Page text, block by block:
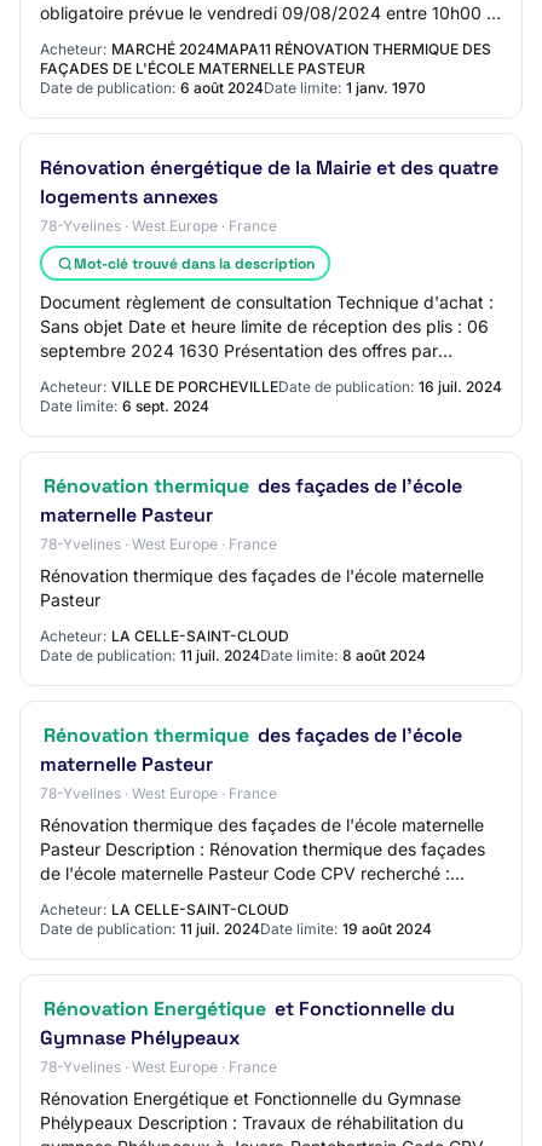
obligatoire prévue le vendredi 09/08/2024 entre 10h00 et
12h00. Les candidats doivent contac…
Acheteur: MARCHÉ 2024MAPA11 RÉNOVATION THERMIQUE DES
FAÇADES DE L'ÉCOLE MATERNELLE PASTEUR
Date de publication: 6 août 2024Date limite: 1 janv. 1970
Rénovation énergétique de la Mairie et des quatre
logements annexes
78-Yvelines · West Europe · France
Mot-clé trouvé dans la description
Document règlement de consultation Technique d'achat :
Sans objet Date et heure limite de réception des plis : 06
septembre 2024 1630 Présentation des offres par
Acheteur: VILLE DE PORCHEVILLEDate de publication: 16 juil. 2024
Date limite: 6 sept. 2024
Rénovation thermique des façades de l'école
maternelle Pasteur
78-Yvelines · West Europe · France
Rénovation thermique des façades de l'école maternelle
Pasteur
Acheteur: LA CELLE-SAINT-CLOUD
Date de publication: 11 juil. 2024Date limite: 8 août 2024
Rénovation thermique des façades de l'école
maternelle Pasteur
78-Yvelines · West Europe · France
Rénovation thermique des façades de l'école maternelle
Pasteur Description : Rénovation thermique des façades
de l'école maternelle Pasteur Code CPV recherché :
Acheteur: LA CELLE-SAINT-CLOUD
Date de publication: 11 juil. 2024Date limite: 19 août 2024
Rénovation Energétique et Fonctionnelle du
Gymnase Phélypeaux
78-Yvelines · West Europe · France
Rénovation Energétique et Fonctionnelle du Gymnase
Phélypeaux Description : Travaux de réhabilitation du